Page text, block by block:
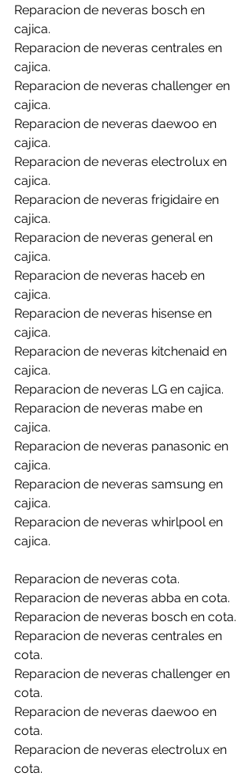
Reparacion de neveras bosch en
cajica.
Reparacion de neveras centrales en
cajica.
Reparacion de neveras challenger en
cajica.
Reparacion de neveras daewoo en
cajica.
Reparacion de neveras electrolux en
cajica.
Reparacion de neveras frigidaire en
cajica.
Reparacion de neveras general en
cajica.
Reparacion de neveras haceb en
cajica.
Reparacion de neveras hisense en
cajica.
Reparacion de neveras kitchenaid en
cajica.
Reparacion de neveras LG en cajica.
Reparacion de neveras mabe en
cajica.
Reparacion de neveras panasonic en
cajica.
Reparacion de neveras samsung en
cajica.
Reparacion de neveras whirlpool en
cajica.
Reparacion de neveras cota.
Reparacion de neveras abba en cota.
Reparacion de neveras bosch en cota.
Reparacion de neveras centrales en
cota.
Reparacion de neveras challenger en
cota.
Reparacion de neveras daewoo en
cota.
Reparacion de neveras electrolux en
cota.